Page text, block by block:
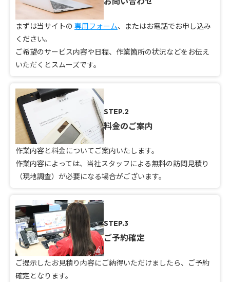
まずは当サイトの 専用フォーム、またはお電話でお申し込み
ください。
ご希望のサービス内容や日程、作業箇所の状況などをお伝え
いただくとスムーズです。
STEP.2
料金のご案内
作業内容と料金についてご案内いたします。
作業内容によっては、当社スタッフによる無料の訪問見積り
（現地調査）が必要になる場合がございます。
STEP.3
ご予約確定
ご提示したお見積り内容にご納得いただけましたら、ご予約
確定となります。